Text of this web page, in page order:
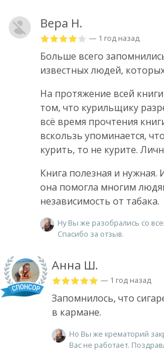
Вера Н.
— 1 год назад
Больше всего
известных людей,
На протяжение всей
том, что курильщику
всё время прочтения
вскользь упоминается,
курить, то не курите.
Книга полезная и нужная.
она помогла многим
независимость от табака.
Ну Вы же разобрались со
Спасибо за отзыв.
Анна Ш.
— 1 год назад
Запомнилось, что
в кармане.
Но Вы же крематорий
Вас не работает.